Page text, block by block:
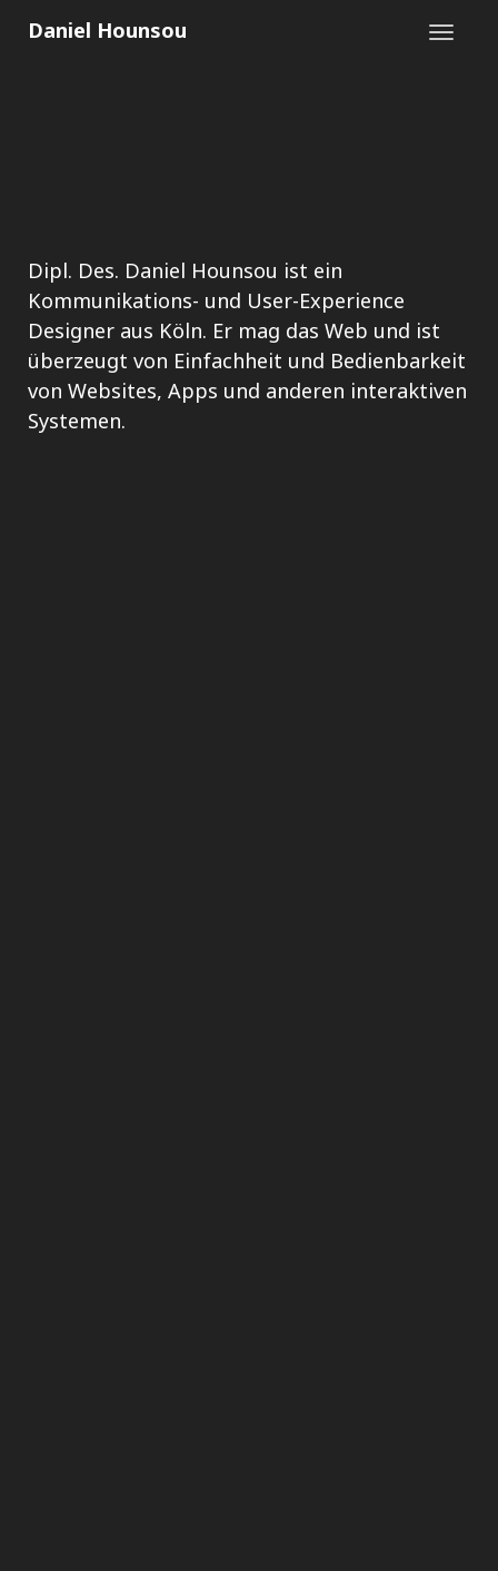
Daniel Hounsou
Dipl. Des. Daniel Hounsou ist ein
Kommunikations- und User-Experience
Designer aus Köln. Er mag das Web und ist
überzeugt von Einfachheit und Bedienbarkeit
von Websites, Apps und anderen interaktiven
Systemen.